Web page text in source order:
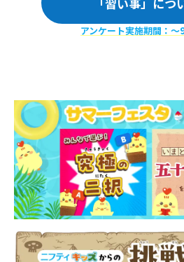
アンケート実施期間：